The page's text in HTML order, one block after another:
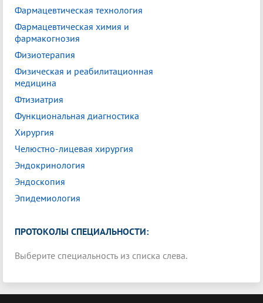
Фармацевтическая технология
Фармацевтическая химия и
фармакогнозия
Физиотерапия
Физическая и реабилитационная
медицина
Фтизиатрия
Функциональная диагностика
Хирургия
Челюстно-лицевая хирургия
Эндокринология
Эндоскопия
Эпидемиология
ПРОТОКОЛЫ СПЕЦИАЛЬНОСТИ:
Выберите специальность из списка слева.